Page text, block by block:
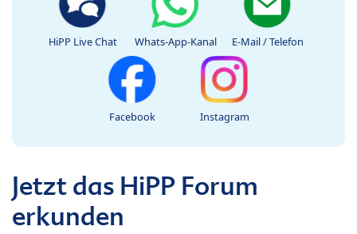
HiPP Live Chat Whats-App-Kanal E-Mail / Telefon
Facebook Instagram
Jetzt das HiPP Forum
erkunden